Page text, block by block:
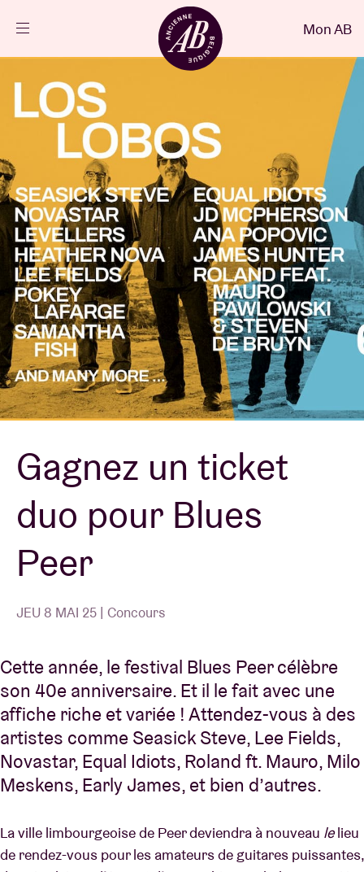
Agenda
Projets
Actualités
Infos visiteurs
AB ❤ you
Location de salles
BRDCST
ABtv
Chèque-concert
À propos de l'AB
Contact
Mon AB
Gagnez un ticket
duo pour Blues
Peer
JEU 8 MAI 25 | Concours
Cette année, le festival Blues Peer célèbre
son 40e anniversaire. Et il le fait avec une
affiche riche et variée ! Attendez-vous à des
artistes comme Seasick Steve, Lee Fields,
Novastar, Equal Idiots, Roland ft. Mauro, Milo
Meskens, Early James, et bien d’autres.
La ville limbourgeoise de Peer deviendra à nouveau lelieu
de rendez-vous pour les amateurs de guitares puissantes,